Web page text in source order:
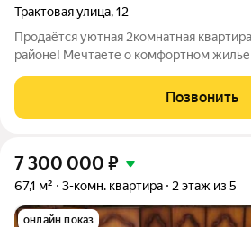
Трактовая улица,12
Продаётся уютная 2комнатная
районе! Мечтаете о комфортном жилье
преимущества: Расположение:
типа «блоки». Этаж: 2 из 5
Позвонить
7 300 000 ₽
67,1 м² 3-комн. квартира 2 этаж из 5
онлайн показ